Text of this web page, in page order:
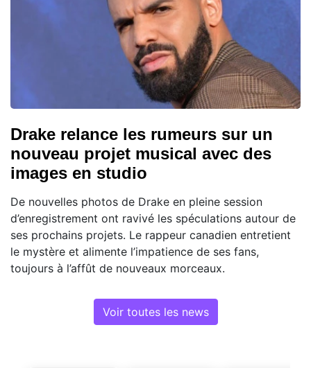
Drake relance les rumeurs sur un
nouveau projet musical avec des
images en studio
De nouvelles photos de Drake en pleine session
d’enregistrement ont ravivé les spéculations autour de
ses prochains projets. Le rappeur canadien entretient
le mystère et alimente l’impatience de ses fans,
toujours à l’affût de nouveaux morceaux.
Voir toutes les news